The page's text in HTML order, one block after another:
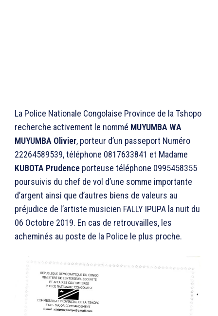
La Police Nationale Congolaise Province de la Tshopo
recherche activement le nommé MUYUMBA WA
MUYUMBA Olivier, porteur d’un passeport Numéro
22264589539, téléphone 0817633841 et Madame
KUBOTA Prudence porteuse téléphone 0995458355
poursuivis du chef de vol d’une somme importante
d’argent ainsi que d’autres biens de valeurs au
préjudice de l’artiste musicien FALLY IPUPA la nuit du
06 Octobre 2019. En cas de retrouvailles, les
acheminés au poste de la Police le plus proche.